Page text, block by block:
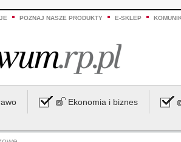
POZNAJ NASZE PRODUKTY E-SKLEP
Ekonomia i biznes